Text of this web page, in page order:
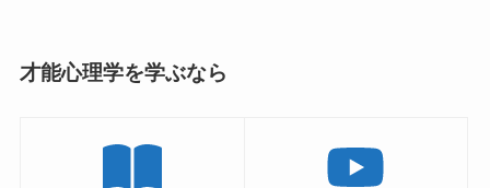
才能心理学を学ぶなら